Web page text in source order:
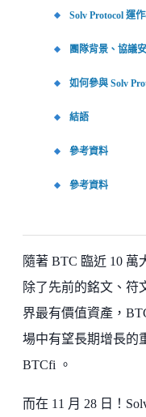
Solv Protocol 運
團隊背景、協議
如何參與 Solv
結語
參考資料
參考資料
隨著 BTC 臨近 10
除了先前的銘文、符
界最有價值資產，
場中有望長期增長的
BTCfi 。
而在 11 月 28 日！